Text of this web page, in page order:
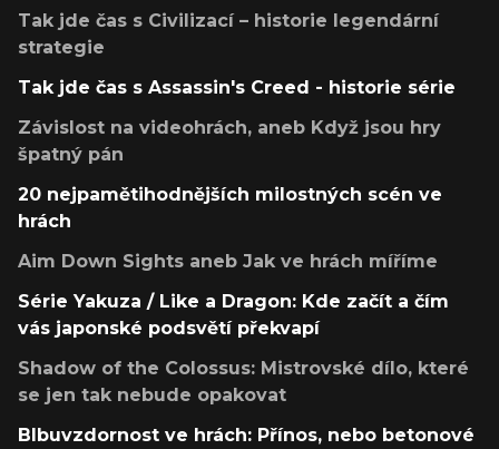
Tak jde čas s Civilizací – historie legendární
strategie
Tak jde čas s Assassin's Creed - historie série
Závislost na videohrách, aneb Když jsou hry
špatný pán
20 nejpamětihodnějších milostných scén ve
hrách
Aim Down Sights aneb Jak ve hrách míříme
Série Yakuza / Like a Dragon: Kde začít a čím
vás japonské podsvětí překvapí
Shadow of the Colossus: Mistrovské dílo, které
se jen tak nebude opakovat
Blbuvzdornost ve hrách: Přínos, nebo betonové